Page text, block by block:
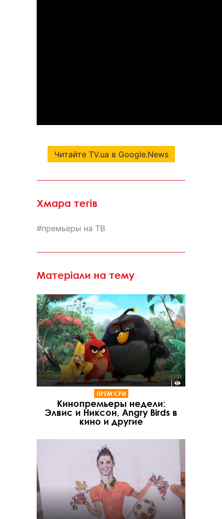
Читайте TV.ua в Google.News
Хмара тегів
премьеры на ТВ
Матеріали на тему
ПРЕМ'ЄРИ
Кинопремьеры недели:
Элвис и Никсон, Angry Birds в
кино и другие